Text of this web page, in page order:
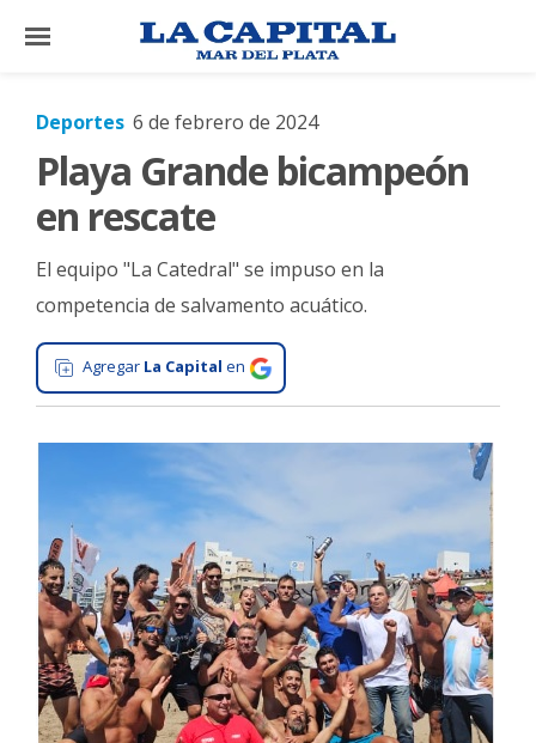
×
El
Mundo
La
Zona
Cultura
Salud
Interés
General
La
Ciudad
Deportes
Deportes 6 de febrero de 2024
Playa Grande bicampeón
en rescate
El equipo "La Catedral" se impuso en la
competencia de salvamento acuático.
Agregar La Capital en